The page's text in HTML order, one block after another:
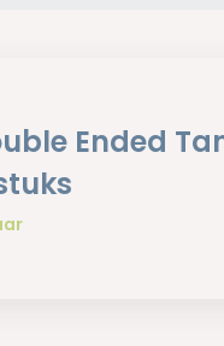
Ended